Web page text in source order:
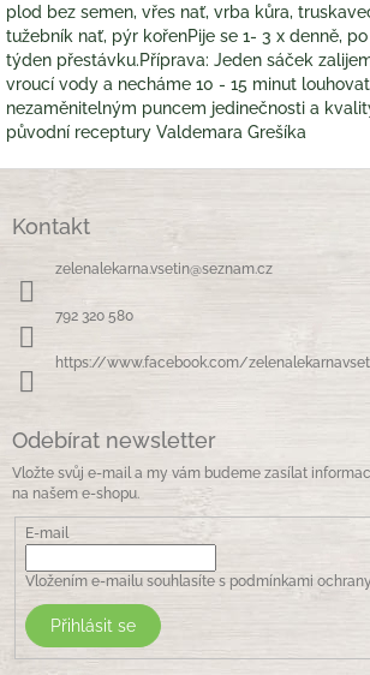
plod bez semen, vřes nať, vrba kůra,
tužebník nať, pýr kořenPije se 1- 3 x denně,
týden přestávku.Příprava: Jeden sáček
vroucí vody a necháme 10 - 15 minut
nezaměnitelným puncem jedinečnosti a
původní receptury Valdemara Grešíka
Kontakt
zelenalekarna.vsetin@seznam.cz
792 320 580
https://www.facebook.com/
Odebírat newsletter
Vložte svůj e-mail a my vám budeme zasílat
na našem e-shopu.
E-mail
Vložením e-mailu souhlasíte s podmínkami
Přihlásit se